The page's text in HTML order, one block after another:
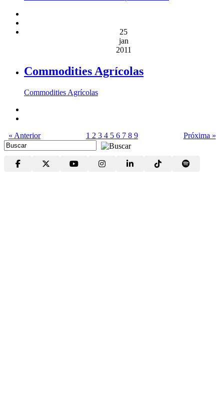
25
jan
2011
Commodities Agrícolas
Commodities Agrícolas
« Anterior 1 2 3 4 5 6 7 8 9 Próxima »